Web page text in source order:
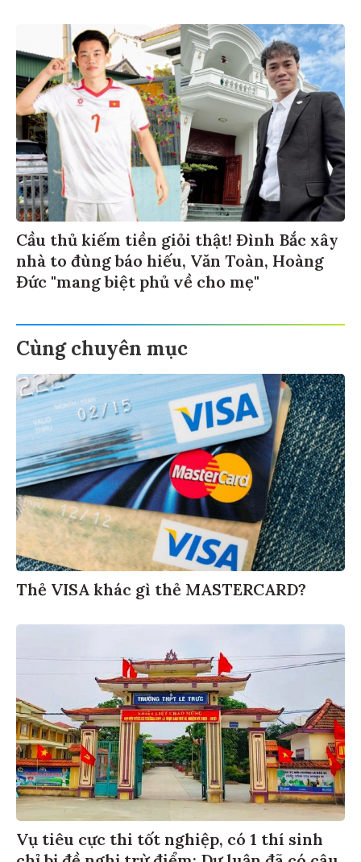
Cầu thủ kiếm tiền giỏi thật! Đình Bắc xây
nhà to đùng báo hiếu, Văn Toàn, Hoàng
Đức "mang biệt phủ về cho mẹ"
Cùng chuyên mục
Thẻ VISA khác gì thẻ MASTERCARD?
Vụ tiêu cực thi tốt nghiệp, có 1 thí sinh
chỉ bị đề nghị trừ điểm: Dư luận đã có câu